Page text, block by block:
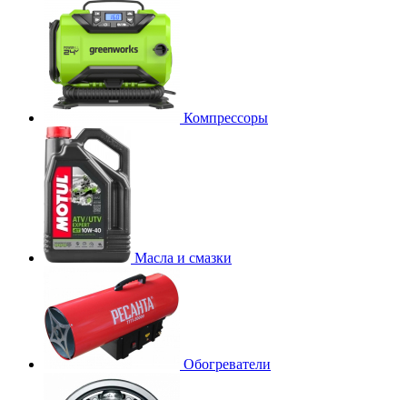
Компрессоры
Масла и смазки
Обогреватели